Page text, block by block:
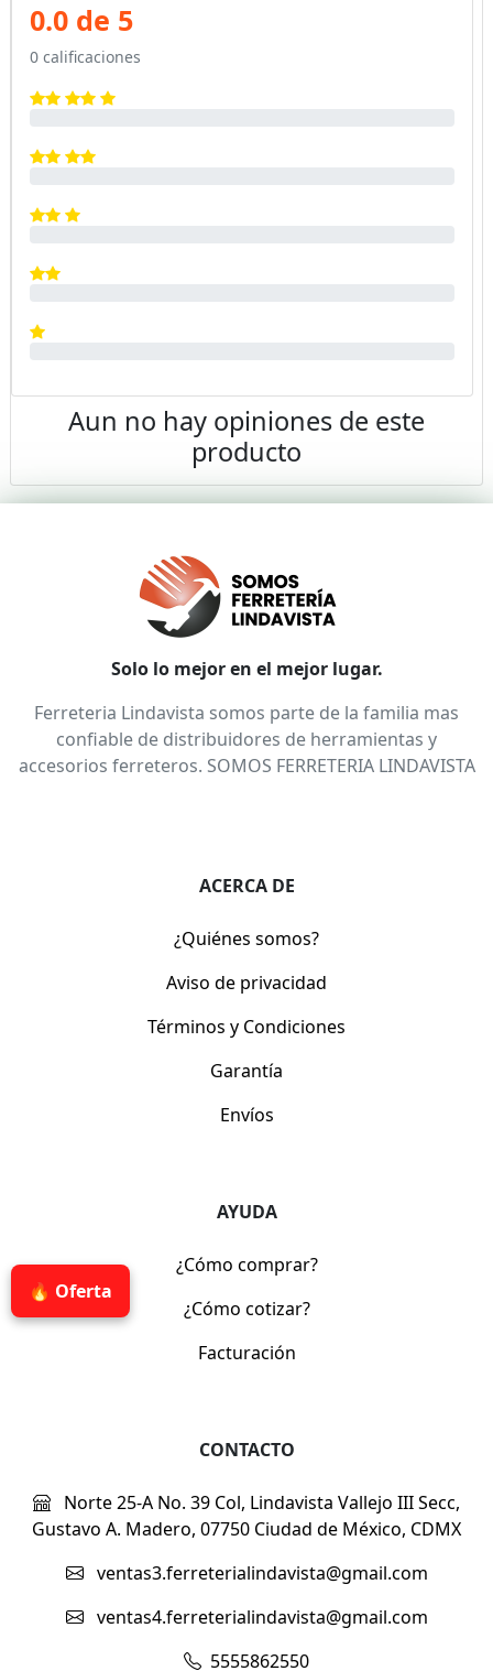
🔥 Oferta
Aun no hay opiniones de este
producto
0.0 de 5
0 calificaciones
Solo lo mejor en el mejor lugar.
Ferreteria Lindavista somos parte de la familia mas
confiable de distribuidores de herramientas y
accesorios ferreteros. SOMOS FERRETERIA LINDAVISTA
ACERCA DE
¿Quiénes somos?
Aviso de privacidad
Términos y Condiciones
Garantía
Envíos
AYUDA
¿Cómo comprar?
¿Cómo cotizar?
Facturación
CONTACTO
Norte 25-A No. 39 Col, Lindavista Vallejo III Secc,
Gustavo A. Madero, 07750 Ciudad de México, CDMX
ventas3.ferreterialindavista@gmail.com
ventas4.ferreterialindavista@gmail.com
5555862550